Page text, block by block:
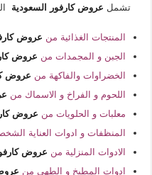
تشمل عروض كارفور السعودية
المنتجات الغذائية من عروض
الجبن و المجمدات من عروض
الخضراوات والفاكهة من عروض
اللحوم و الفراخ و الاسماك من
معلبات و الحلويات من عروض
المنظفات و ادوات العناية
الادوات المنزلية من عروض
ادوات المطبخ و الطهى من